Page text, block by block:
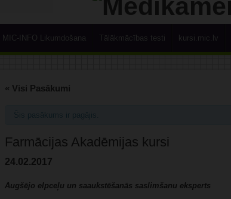
MIC-INFO Likumdošana Tālākmācības testi kursi.mic.lv
« Visi Pasākumi
Šis pasākums ir pagājis.
Farmācijas Akadēmijas kursi
24.02.2017
Augšējo elpceļu un saaukstēšanās saslimšanu eksperts